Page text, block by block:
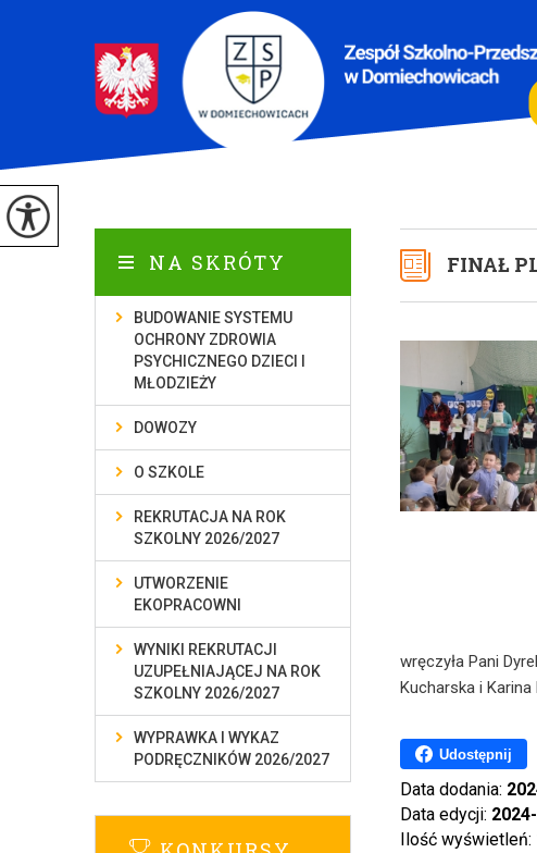
FINAŁ
wręczyła Pani
Kucharska i Karina
Udostępnij
Data dodania:
Data edycji:
Ilość wyświetleń:
NA SKRÓTY
BUDOWANIE SYSTEMU
OCHRONY ZDROWIA
PSYCHICZNEGO DZIECI I
MŁODZIEŻY
DOWOZY
O SZKOLE
REKRUTACJA NA ROK
SZKOLNY 2026/2027
UTWORZENIE
EKOPRACOWNI
WYNIKI REKRUTACJI
UZUPEŁNIAJĄCEJ NA ROK
SZKOLNY 2026/2027
WYPRAWKA I WYKAZ
PODRĘCZNIKÓW 2026/2027